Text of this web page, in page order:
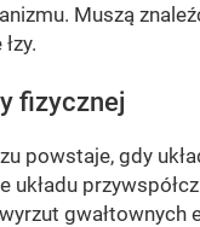
Muszą
fizycznej
powstaje, gdy
układu
gwałtownych